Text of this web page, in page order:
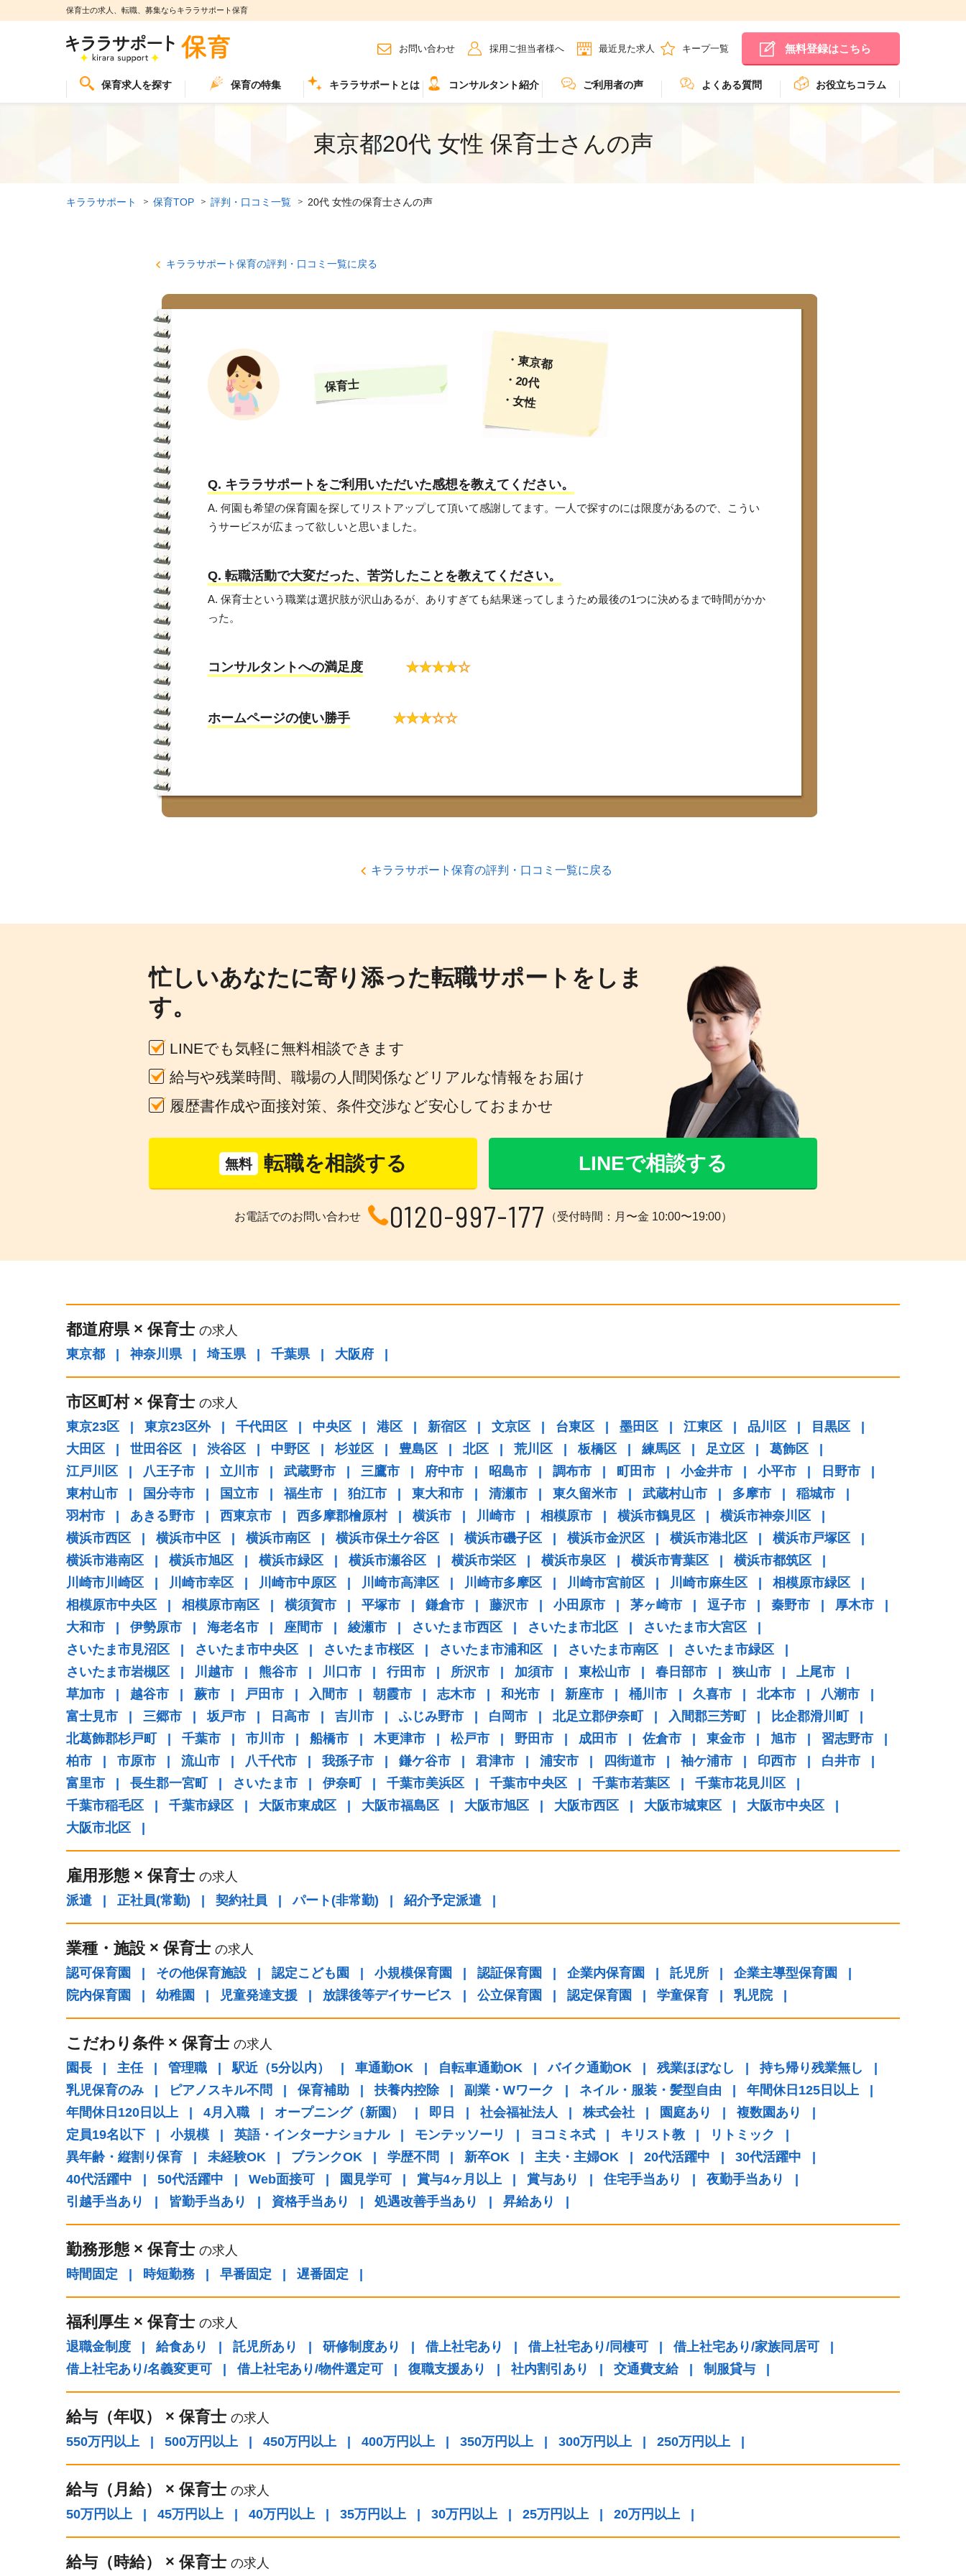
保育士の求人、転職、募集ならキララサポート保育
お問い合わせ 採用ご担当者様へ 最近見た求人 キープ一覧 無料登録はこちら
保育求人を探す 保育の特集 キララサポートとは コンサルタント紹介 ご利用者の声 よくある質問 お役立ちコラム
東京都20代 女性 保育士さんの声
キララサポート 保育TOP 評判・口コミ一覧 20代 女性の保育士さんの声
キララサポート保育の評判・口コミ一覧に戻る
保育士
・東京都
・20代
・女性
Q. キララサポートをご利用いただいた感想を教えてください。
A. 何園も希望の保育園を探してリストアップして頂いて感謝してます。一人で探すのには限度があるので、こうい
うサービスが広まって欲しいと思いました。
Q. 転職活動で大変だった、苦労したことを教えてください。
A. 保育士という職業は選択肢が沢山あるが、ありすぎても結果迷ってしまうため最後の1つに決めるまで時間がかか
った。
コンサルタントへの満足度 ★★★★☆
ホームページの使い勝手 ★★★☆☆
キララサポート保育の評判・口コミ一覧に戻る
忙しいあなたに寄り添った転職サポートをしま
す。
LINEでも気軽に無料相談できます
給与や残業時間、職場の人間関係などリアルな情報をお届け
履歴書作成や面接対策、条件交渉など安心しておまかせ
無料 転職を相談する LINEで相談する
お電話でのお問い合わせ 0120-997-177 （受付時間：月〜金 10:00〜19:00）
都道府県 × 保育士 の求人
東京都
| 神奈川県 | 埼玉県 | 千葉県 | 大阪府 |
市区町村 × 保育士 の求人
東京23区
| 東京23区外 | 千代田区 | 中央区 | 港区 | 新宿区 | 文京区 | 台東区 | 墨田区 | 江東区 | 品川区 | 目黒区
|
大田区
| 世田谷区 | 渋谷区 | 中野区 | 杉並区 | 豊島区 | 北区 | 荒川区 | 板橋区 | 練馬区 | 足立区 | 葛飾区
|
江戸川区
| 八王子市 | 立川市 | 武蔵野市 | 三鷹市 | 府中市 | 昭島市 | 調布市 | 町田市 | 小金井市 | 小平市 | 日野市
|
東村山市
| 国分寺市 | 国立市 | 福生市 | 狛江市 | 東大和市 | 清瀬市 | 東久留米市 | 武蔵村山市 | 多摩市 | 稲城市
|
羽村市
| あきる野市 | 西東京市 | 西多摩郡檜原村 | 横浜市 | 川崎市 | 相模原市 | 横浜市鶴見区 | 横浜市神奈川区
|
横浜市西区
| 横浜市中区 | 横浜市南区 | 横浜市保土ケ谷区 | 横浜市磯子区 | 横浜市金沢区 | 横浜市港北区 | 横浜市戸塚区
|
横浜市港南区
| 横浜市旭区 | 横浜市緑区 | 横浜市瀬谷区 | 横浜市栄区 | 横浜市泉区 | 横浜市青葉区 | 横浜市都筑区
|
川崎市川崎区
| 川崎市幸区 | 川崎市中原区 | 川崎市高津区 | 川崎市多摩区 | 川崎市宮前区 | 川崎市麻生区 | 相模原市緑区
|
相模原市中央区
| 相模原市南区 | 横須賀市 | 平塚市 | 鎌倉市 | 藤沢市 | 小田原市 | 茅ヶ崎市 | 逗子市 | 秦野市 | 厚木市
|
大和市
| 伊勢原市 | 海老名市 | 座間市 | 綾瀬市 | さいたま市西区 | さいたま市北区 | さいたま市大宮区
|
さいたま市見沼区
| さいたま市中央区 | さいたま市桜区 | さいたま市浦和区 | さいたま市南区 | さいたま市緑区
|
さいたま市岩槻区
| 川越市 | 熊谷市 | 川口市 | 行田市 | 所沢市 | 加須市 | 東松山市 | 春日部市 | 狭山市 | 上尾市
|
草加市
| 越谷市 | 蕨市 | 戸田市 | 入間市 | 朝霞市 | 志木市 | 和光市 | 新座市 | 桶川市 | 久喜市 | 北本市 | 八潮市
|
富士見市
| 三郷市 | 坂戸市 | 日高市 | 吉川市 | ふじみ野市 | 白岡市 | 北足立郡伊奈町 | 入間郡三芳町 | 比企郡滑川町
|
北葛飾郡杉戸町
| 千葉市 | 市川市 | 船橋市 | 木更津市 | 松戸市 | 野田市 | 成田市 | 佐倉市 | 東金市 | 旭市 | 習志野市
|
柏市
| 市原市 | 流山市 | 八千代市 | 我孫子市 | 鎌ケ谷市 | 君津市 | 浦安市 | 四街道市 | 袖ケ浦市 | 印西市 | 白井市
|
富里市
| 長生郡一宮町 | さいたま市 | 伊奈町 | 千葉市美浜区 | 千葉市中央区 | 千葉市若葉区 | 千葉市花見川区
|
千葉市稲毛区
| 千葉市緑区 | 大阪市東成区 | 大阪市福島区 | 大阪市旭区 | 大阪市西区 | 大阪市城東区 | 大阪市中央区
|
大阪市北区
|
雇用形態 × 保育士 の求人
派遣
| 正社員(常勤) | 契約社員 | パート(非常勤) | 紹介予定派遣 |
業種・施設 × 保育士 の求人
認可保育園
| その他保育施設 | 認定こども園 | 小規模保育園 | 認証保育園 | 企業内保育園 | 託児所 | 企業主導型保育園
|
院内保育園
| 幼稚園 | 児童発達支援 | 放課後等デイサービス | 公立保育園 | 認定保育園 | 学童保育 | 乳児院 |
こだわり条件 × 保育士 の求人
園長
| 主任 | 管理職 | 駅近（5分以内） | 車通勤OK | 自転車通勤OK | バイク通勤OK | 残業ほぼなし | 持ち帰り残業無し
|
乳児保育のみ
| ピアノスキル不問 | 保育補助 | 扶養内控除 | 副業・Wワーク | ネイル・服装・髪型自由 | 年間休日125日以上
|
年間休日120日以上
| 4月入職 | オープニング（新園） | 即日 | 社会福祉法人 | 株式会社 | 園庭あり | 複数園あり
|
定員19名以下
| 小規模 | 英語・インターナショナル | モンテッソーリ | ヨコミネ式 | キリスト教 | リトミック
|
異年齢・縦割り保育
| 未経験OK | ブランクOK | 学歴不問 | 新卒OK | 主夫・主婦OK | 20代活躍中 | 30代活躍中
|
40代活躍中
| 50代活躍中 | Web面接可 | 園見学可 | 賞与4ヶ月以上 | 賞与あり | 住宅手当あり | 夜勤手当あり
|
引越手当あり
| 皆勤手当あり | 資格手当あり | 処遇改善手当あり | 昇給あり |
勤務形態 × 保育士 の求人
時間固定
| 時短勤務 | 早番固定 | 遅番固定 |
福利厚生 × 保育士 の求人
退職金制度
| 給食あり | 託児所あり | 研修制度あり | 借上社宅あり | 借上社宅あり/同棲可 | 借上社宅あり/家族同居可
|
借上社宅あり/名義変更可
| 借上社宅あり/物件選定可 | 復職支援あり | 社内割引あり | 交通費支給 | 制服貸与 |
給与（年収） × 保育士 の求人
550万円以上
| 500万円以上 | 450万円以上 | 400万円以上 | 350万円以上 | 300万円以上 | 250万円以上 |
給与（⽉給） × 保育士 の求人
50万円以上
| 45万円以上 | 40万円以上 | 35万円以上 | 30万円以上 | 25万円以上 | 20万円以上 |
給与（時給） × 保育士 の求人